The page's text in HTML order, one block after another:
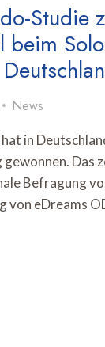
Studie
beim
News
in
Das
Befragung
von eDreams